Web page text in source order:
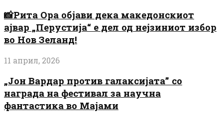
📸Рита Ора објави дека македонскиот
ајвар „Перустија“ е дел од нејзиниот избор
во Нов Зеланд!
11 април, 2026
„Јон Вардар против галаксијата” со
награда на фестивал за научна
фантастика во Мајами